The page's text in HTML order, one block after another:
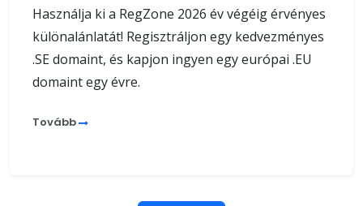
Használja ki a RegZone 2026 év végéig érvényes
különalánlatát! Regisztráljon egy kedvezményes
.SE domaint, és kapjon ingyen egy európai .EU
domaint egy évre.
Tovább